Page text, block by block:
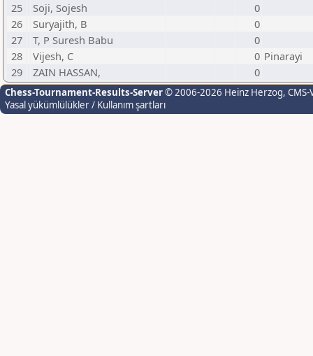
25
Soji, Sojesh
0
26
Suryajith, B
0
27
T, P Suresh Babu
0
28
Vijesh, C 0 Pinarayi
29
ZAIN HASSAN, 0
Chess-Tournament-Results-Server© 2006-2026 Heinz Herzog,
Yasal yükümlülükler / Kullanım şartları